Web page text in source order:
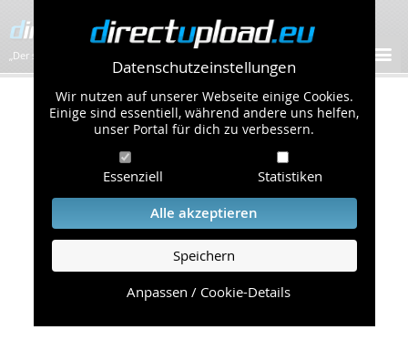
Datenschutzeinstellungen
Wir nutzen auf unserer Webseite einige Cookies.
Einige sind essentiell, während andere uns helfen,
unser Portal für dich zu verbessern.
Essenziell Statistiken
Alle akzeptieren
Speichern
Anpassen / Cookie-Details
„Der schnellste Bilder-Hoster im Web!”
Kontakt & Support
Um eine schnelle und unkomplizierte
Bearbeitung Ihres Problems zu gewährleisten,
bitten wir Sie,
folgende Punkte zu beachten und einzuhalten.
Die schnellste Hilfe finden Sie auf unserer
Seite, die die häufig gestellten Fragen